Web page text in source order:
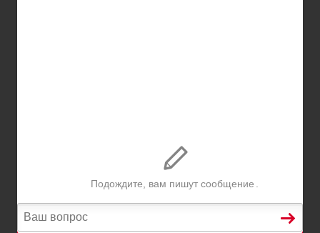
Номера на машину
ДТП без страховки
ОСАГО